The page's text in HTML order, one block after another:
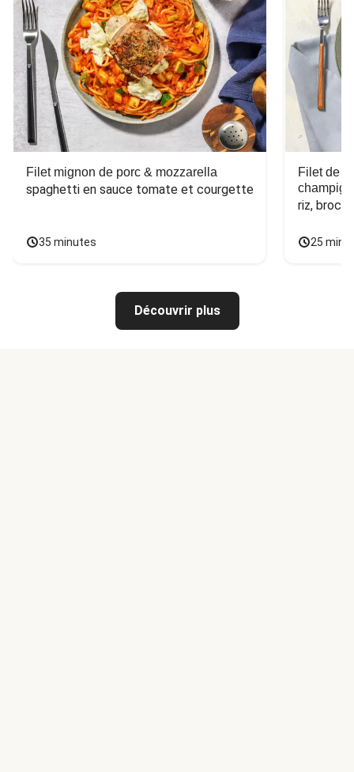
Filet mignon de porc & mozzarella
spaghetti en sauce tomate et courgette
35 minutes
Filet de
riz,
25
Découvrir plus